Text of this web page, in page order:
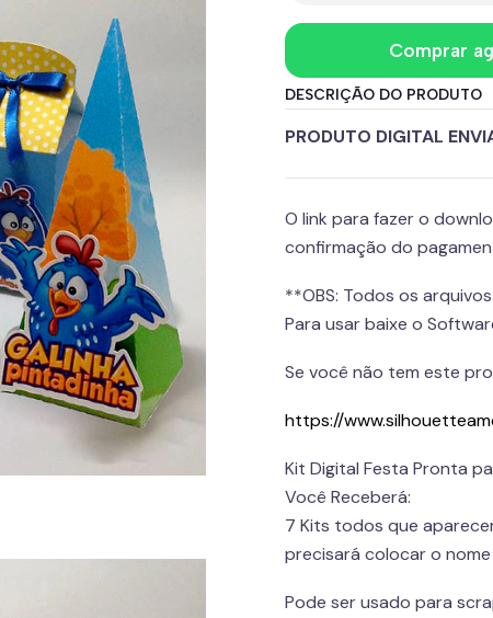
Comprar
DESCRIÇÃO DO PRODUTO
PRODUTO DIGITAL
O link para fazer o
confirmação do
**OBS: Todos os
Para usar baixe o
Se você não tem este
https://
Kit Digital Festa Pronta
Você Receberá:
7 Kits todos que
precisará colocar o
Pode ser usado para